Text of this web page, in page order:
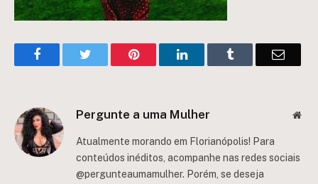
FacebookTwitter Pinterest LinkedInTumblr Email
Pergunte a uma Mulher
Atualmente morando em Florianópolis! Para
conteúdos inéditos, acompanhe nas redes sociais
@pergunteaumamulher. Porém, se deseja